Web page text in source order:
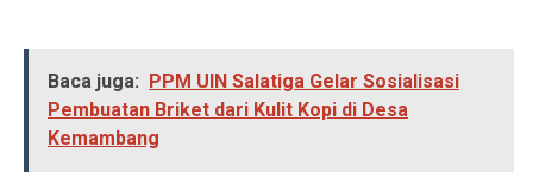
Baca juga: PPM UIN Salatiga Gelar Sosialisasi
Pembuatan Briket dari Kulit Kopi di Desa
Kemambang